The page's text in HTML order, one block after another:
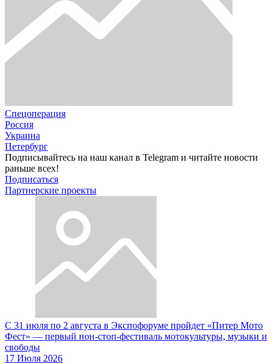
Спецоперация
Россия
Украина
Петербург
Подписывайтесь на наш канал в Telegram и читайте новости
раньше всех!
Подписаться
Партнерские проекты
С 31 июля по 2 августа в Экспофоруме пройдет «Питер Мото
Фест» — первый нон-стоп-фестиваль мотокультуры, музыки и
свободы
17 Июля 2026